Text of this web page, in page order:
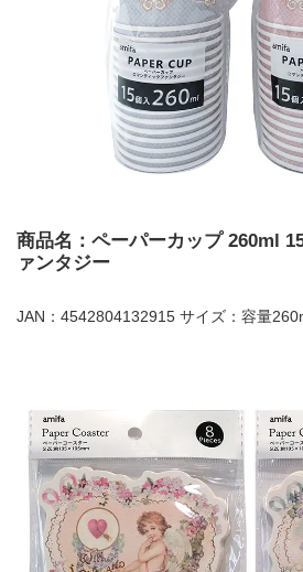
商品名：ペーパーカップ 260ml
ァンタジー
JAN：4542804132915 サイズ：容量